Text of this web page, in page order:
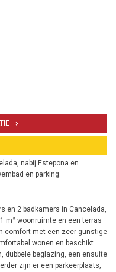
nabij Estepona en
en parking.
en 2 badkamers in Cancelada,
m² woonruimte en een terras
comfort met een zeer gunstige
wonen en beschikt
dubbele beglazing, een ensuite
zijn er een parkeerplaats,